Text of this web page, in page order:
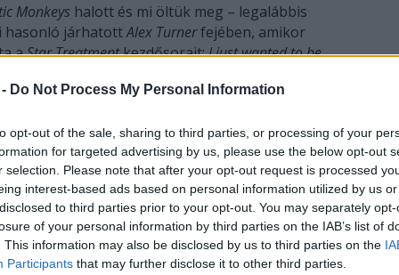
Do Not Process My Personal Information
opt-out of the sale, sharing to third parties, or processing of your
for targeted advertising by us, please use the below opt-out
selection. Please note that after your opt-out request is processed
interest-based ads based on personal information utilized by us
to third parties prior to your opt-out. You may separately
of your personal information by third parties on the IAB’s list of
This information may also be disclosed by us to third parties on the
Participants that may further disclose it to other third parties.
Monkeys halott és mi öltük meg – legalábbis
hasonló járhatottAlex Turnerfejében, amikor
aStar Treatmentkezdősorait:I just wanted to be
a rajongók/hallgatók, meg a velünk járó hírnév.
valahol Sheffieldben, 12 évvel ezelőtt öt darab
tehetséges, de kicsit awkward fiú felvette az
azóta legendássá váló, emberek fiatalkorát
That’s What I’m Notcímű albumot, senki sem
pláne nem. Akkoriban egy pattanásos, béna
a koncerteket, hogy „don’t believe the hype”, ez